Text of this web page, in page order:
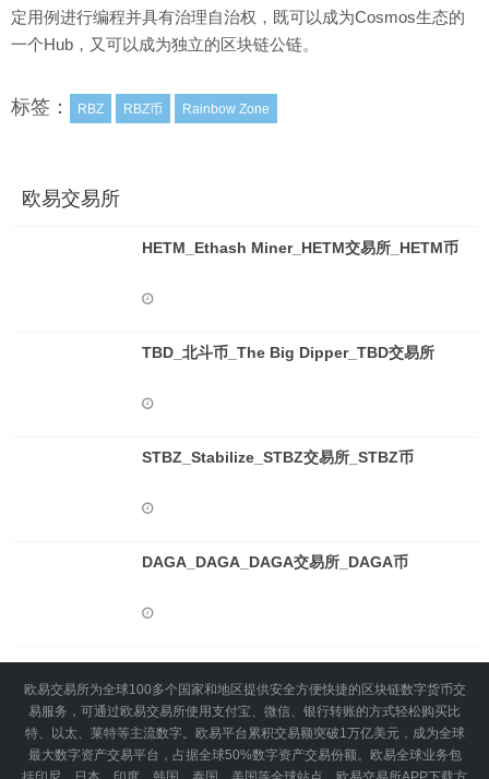
定用例进行编程并具有治理自治权，既可以成为Cosmos生态的
一个Hub，又可以成为独立的区块链公链。
标签： RBZ RBZ币 Rainbow Zone
欧易交易所
HETM_Ethash Miner_HETM交易所_HETM币
TBD_北斗币_The Big Dipper_TBD交易所
STBZ_Stabilize_STBZ交易所_STBZ币
DAGA_DAGA_DAGA交易所_DAGA币
欧易交易所为全球100多个国家和地区提供安全方便快捷的区块链数字货币交
易服务，可通过欧易交易所使用支付宝、微信、银行转账的方式轻松购买比
特、以太、莱特等主流数字。欧易平台累积交易额突破1万亿美元，成为全球
最大数字资产交易平台，占据全球50%数字资产交易份额。欧易全球业务包